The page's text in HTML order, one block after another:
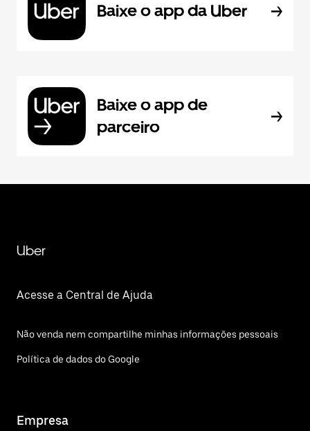
Baixe o app da Uber
Baixe o app de
parceiro
Uber
Acesse a Central de Ajuda
Não venda nem compartilhe minhas informações pessoais
Política de dados do Google
Empresa